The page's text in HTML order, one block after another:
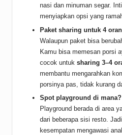
nasi dan minuman segar.
menyiapkan opsi yang
Paket sharing untuk 4
Walaupun paket bisa
Kamu bisa memesan porsi
cocok untuk sharing 3–4
membantu mengarahkan
porsinya pas, tidak kurang
Spot playground di mana?
Playground berada di area
dari beberapa sisi resto.
kesempatan mengawasi